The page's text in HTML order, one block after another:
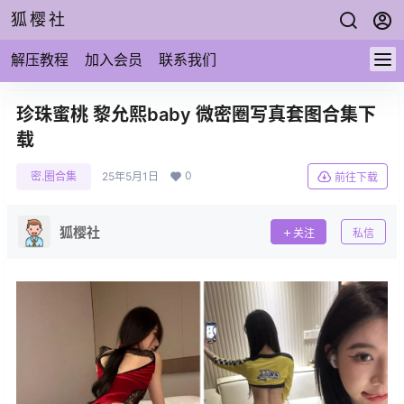
狐樱社
解压教程 加入会员 联系我们
珍珠蜜桃 黎允熙baby 微密圈写真套图合集下
载
密.圈合集 25年5月1日 0 前往下载
狐樱社 关注 私信